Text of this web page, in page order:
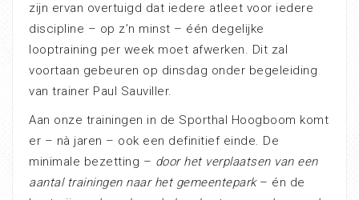
zijn ervan overtuigd dat iedere atleet voor iedere
discipline – op z’n minst – één degelijke
looptraining per week moet afwerken. Dit zal
voortaan gebeuren op dinsdag onder begeleiding
van trainer Paul Sauviller.
Aan onze trainingen in de Sporthal Hoogboom komt
er – nà jaren – ook een definitief einde. De
minimale bezetting – door het verplaatsen van een
aantal trainingen naar het gemeentepark– én de